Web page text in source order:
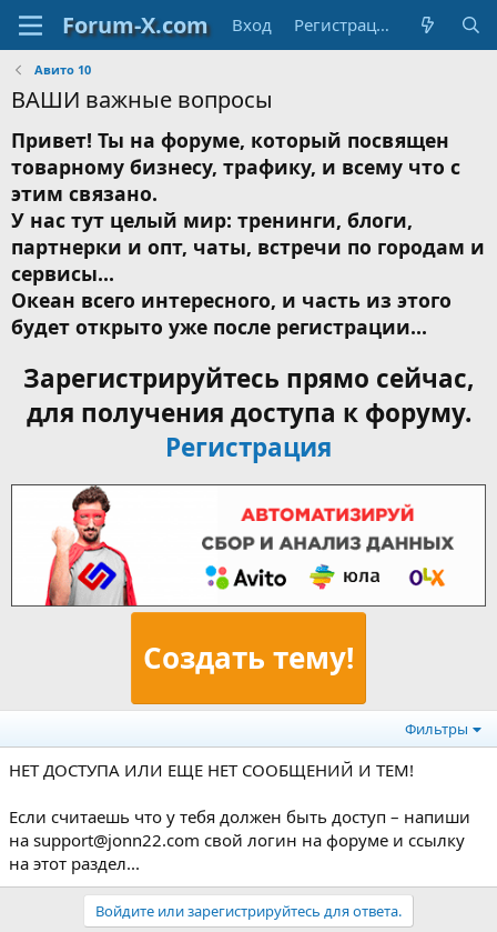
Вход Регистрация
Авито 10
ВАШИ важные вопросы
Привет! Ты на форуме, который посвящен
товарному бизнесу, трафику, и всему что с
этим связано.
У нас тут целый мир: тренинги, блоги,
партнерки и опт, чаты, встречи по городам и
сервисы...
Океан всего интересного, и часть из этого
будет открыто уже после регистрации...
Зарегистрируйтесь прямо сейчас,
для получения доступа к форуму.
Регистрация
Создать тему!
Фильтры
НЕТ ДОСТУПА ИЛИ ЕЩЕ НЕТ СООБЩЕНИЙ И ТЕМ!
Если считаешь что у тебя должен быть доступ – напиши
на support@jonn22.com свой логин на форуме и ссылку
на этот раздел...
Войдите или зарегистрируйтесь для ответа.